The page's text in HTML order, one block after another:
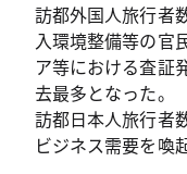
訪都外国人旅行者
入環境整備等の官
ア等における査証
去最多となった。
訪都日本人旅行者
ビジネス需要を喚